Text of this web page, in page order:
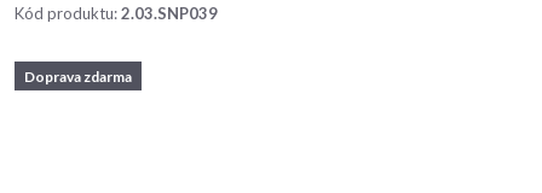
Kód produktu:2.03.SNP039
Doprava zdarma